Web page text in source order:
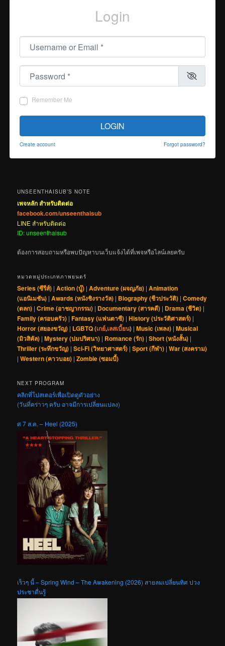
Login
Username or Email
Password
Remember Me
LOGIN
Create account Forgot password?
UNSEENTHAISUB’S NOTE
เพจหลัก สำหรับติดต่อ
facebook.com/unseenthaisub
LINE สำหรับติดต่อ
ID: unseenthaisub
ต้องการสอบถามหรือพบปัญหาบนเว็บแจ้งได้ที่เพจหรือไลน์เลยครับ
หมวดหมู่ประเภทภาพยนตร์
Series (ซีรีส์) |Action (บู๊) |Adventure (ผจญภัย) |Animation
(แอนิเมชัน) |Awards (หนังชิงรางวัล) | Biography (ชีวประวัติ) |Comedy
(ตลก) |Crime (อาชญากรรม) | Documentary (สารคดี) | Drama (ชีวิต) |
Family (ครอบครัว) |Fantasy (แฟนตาซี) |History (ประวัติศาสตร์) |
Horror (สยองขวัญ) | LGBTQ (เกย์,เลสเบี้ยน) |Music (เพลง) |Musical
(มิวสิคัล) |Mystery (ปมปริศนา) | Romance (รัก) |Short (หนังสั้น) |
Thriller (ระทึกขวัญ) |Sci-Fi (วิทยาศาสตร์) |Sport (กีฬา) |War (สงคราม)
|Western (คาวบอย) |Zombie (ซอมบี้)
NEXT PROGRAM
คลิกที่โปสเตอร์เพื่อเปิดดูตัวอย่าง
(วันที่คร่าวๆ ครับ อาจมีการเปลี่ยนแปลง)
ศ 7 ส.ค. – Heel (2025)
เร็วๆ นี้ – Spring Wind – The Awakening (2026) สายลมเปลี่ยนทิศ ปวง
ประชาตื่นรู้